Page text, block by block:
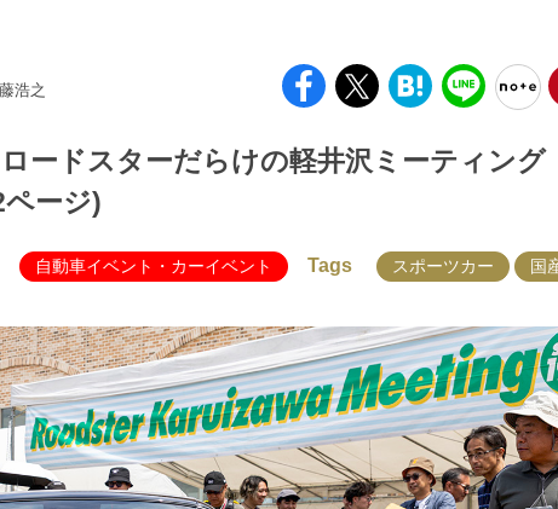
浩之
ードスターだらけの軽井沢ミーティング
ージ)
自動車イベント・カーイベント Tags スポーツカー 国